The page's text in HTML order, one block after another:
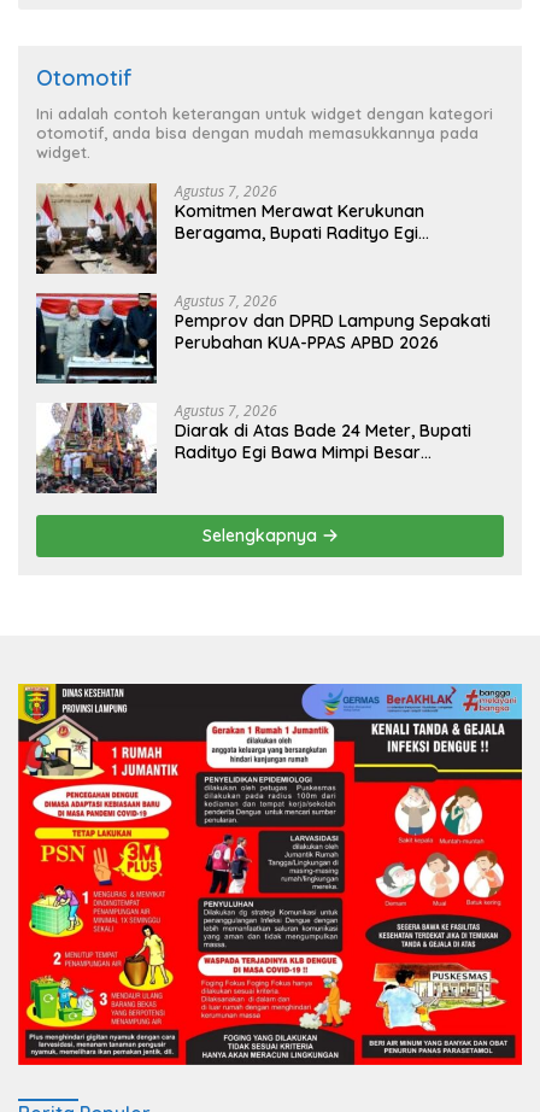
Otomotif
Ini adalah contoh keterangan untuk widget dengan kategori
otomotif, anda bisa dengan mudah memasukkannya pada
widget.
Agustus 7, 2026
Komitmen Merawat Kerukunan
Beragama, Bupati Radityo Egi
Agustus 7, 2026
Pemprov dan DPRD Lampung Sepakati
Perubahan KUA-PPAS APBD 2026
Agustus 7, 2026
Diarak di Atas Bade 24 Meter, Bupati
Radityo Egi Bawa Mimpi Besar
Selengkapnya